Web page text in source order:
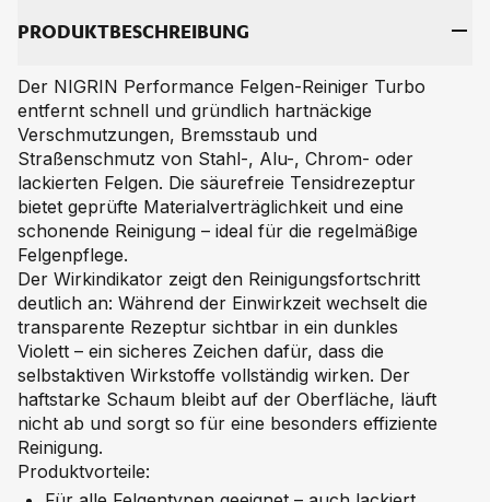
PRO­DUKT­BE­SCHREI­BUNG
Der NIGRIN Performance Felgen-Reiniger Turbo
entfernt schnell und gründlich hartnäckige
Verschmutzungen, Bremsstaub und
Straßenschmutz von Stahl-, Alu-, Chrom- oder
lackierten Felgen. Die säurefreie Tensidrezeptur
bietet geprüfte Materialverträglichkeit und eine
schonende Reinigung – ideal für die regelmäßige
Felgenpflege.
Der Wirkindikator zeigt den Reinigungsfortschritt
deutlich an: Während der Einwirkzeit wechselt die
transparente Rezeptur sichtbar in ein dunkles
Violett – ein sicheres Zeichen dafür, dass die
selbstaktiven Wirkstoffe vollständig wirken. Der
haftstarke Schaum bleibt auf der Oberfläche, läuft
nicht ab und sorgt so für eine besonders effiziente
Reinigung.
Produktvorteile: